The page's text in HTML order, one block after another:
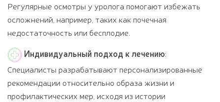
Регулярные осмотры у уролога помогают избежать
осложнений, например, таких как почечная
недостаточность или бесплодие.
Индивидуальный подход к лечению:
Специалисты разрабатывают персонализированные
рекомендации относительно образа жизни и
профилактических мер, исходя из истории